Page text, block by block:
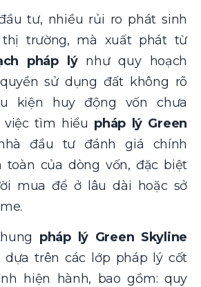
tư, nhiều rủi ro phát sinh
trường, mà xuất phát từ
pháp lýnhư quy hoạch
sử dụng đất không rõ
kiện huy động vốn chưa
việc tìm hiểu pháp lý Green
đầu tư đánh giá chính
toàn của dòng vốn, đặc biệt
mua để ở lâu dài hoặc sở
pháp lý Green Skyline
dựa trên các lớp pháp lý cốt
hiện hành, bao gồm: quy